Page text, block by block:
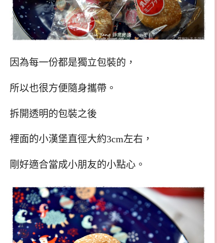
因為每一份都是獨立包裝的，
所以也很方便隨身攜帶。
拆開透明的包裝之後
裡面的小漢堡直徑大約3cm左右，
剛好適合當成小朋友的小點心。